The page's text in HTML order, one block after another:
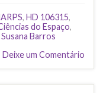
, HD 106315,
do Espaço,
Susana Barros
Deixe um Comentário